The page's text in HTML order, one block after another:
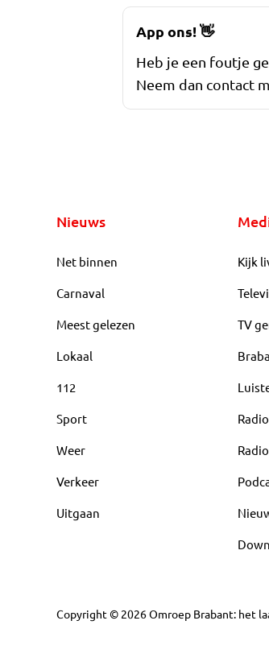
App ons!👋
Heb je een foutje
Neem dan contact
Nieuws
Net binnen
Carnaval
Meest gelezen
Lokaal
112
Sport
Weer
Verkeer
Uitgaan
Kijk
TV
Copyright © 2026Omroep Brabant: het